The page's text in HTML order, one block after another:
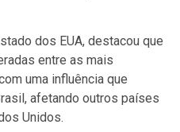
dos EUA, destacou que
entre as mais
uma influência que
afetando outros países
Unidos.